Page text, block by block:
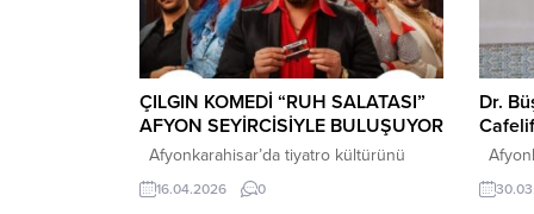
ÇILGIN KOMEDİ “RUH SALATASI”
AFYON SEYİRCİSİYLE BULUŞUYOR
Afyonkarahisar’da tiyatro kültürünü
büyütmek adına önemli organizasyonlara
imza atan Ömer Mazi, 8 sezonda 90
16.04.2026 0
Dr.
doğum